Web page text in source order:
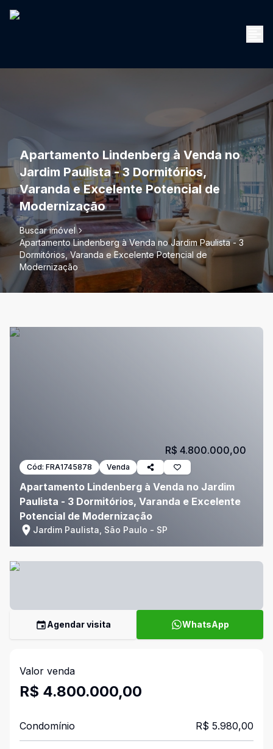
Apartamento Lindenberg à Venda no
Jardim Paulista - 3 Dormitórios,
Varanda e Excelente Potencial de
Modernização
Buscar imóvel
Apartamento Lindenberg à Venda no Jardim Paulista - 3
Dormitórios, Varanda e Excelente Potencial de
Modernização
Cód: FRA1745878 Venda
Apartamento Lindenberg à Venda no Jardim
Paulista - 3 Dormitórios, Varanda e Excelente
Potencial de Modernização
Jardim Paulista, São Paulo - SP
R$ 4.800.000,00
Agendar visita WhatsApp
Valor venda
R$ 4.800.000,00
Condomínio R$ 5.980,00